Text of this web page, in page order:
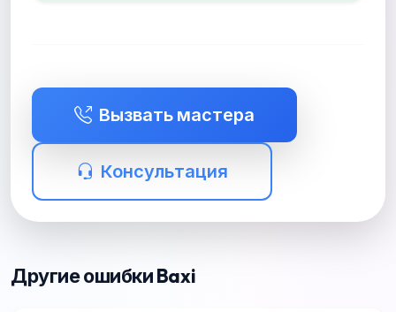
Вызвать мастера
Консультация
Другие ошибки Baxi